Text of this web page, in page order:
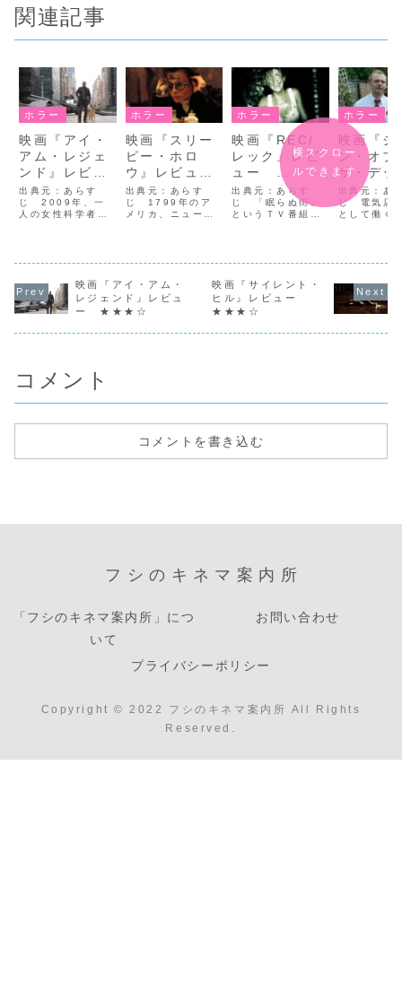
関連記事
ホラー
映画『アイ・
アム・レジェ
ンド』レビュ
ー ★★★☆
出典元：あらす
じ 2009年、一
人の女性科学者に
作られた治療薬
がん患者をすべ
て、完全に治癒さ
せることに成功す
ウィルスの変異に
ホラー
映画『スリー
ピー・ホロ
ウ』レビュ
ー ★★★☆
出典元：あらす
じ 1799年のア
メリカ、ニューヨ
は、いまだに拷問
犯人逮捕に、科学
捜査の導入を説く
が受け入れられ
からある事件の捜
ホラー
映画『REC/
レック』レビ
ュー
★★★☆
出典元：あらす
じ 「眠らぬ街」
というＴＶ番組の
は、アパートに閉
いるという通報を
受けて出動する消
防士達と、同行取
緒に現場に向かう
ホラー
映画『シ
ン・オブ
ザ・デッ
レビュ
★★★★
出典元：あ
じ 電気店
として働く
ェスター」
エドと、リ
人のダイア
ービットと
を連れてく
横スクロー
ルできます
映画『アイ・アム・
レジェンド』レビュ
ー ★★★☆
映画『サイレント・
ヒル』レビュー
★★★☆
コメント
コメントを書き込む
フシのキネマ案内所
「フシのキネマ案内所」につ
いて
お問い合わせ
プライバシーポリシー
Copyright © 2022 フシのキネマ案内所 All Rights
Reserved.